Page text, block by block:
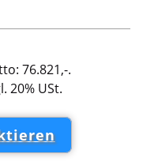
76.821,-.
20% USt.